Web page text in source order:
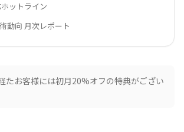
ットライン
動向 月次レポート
たお客様には初月20%オフの特典がござい